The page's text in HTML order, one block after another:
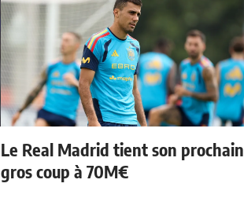
Le Real Madrid tient son prochain
gros coup à 70M€